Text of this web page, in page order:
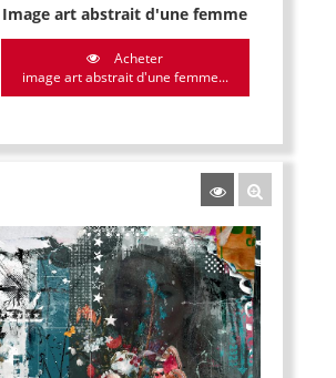
Image art abstrait d'une femme
Acheter
image art abstrait d'une femme...